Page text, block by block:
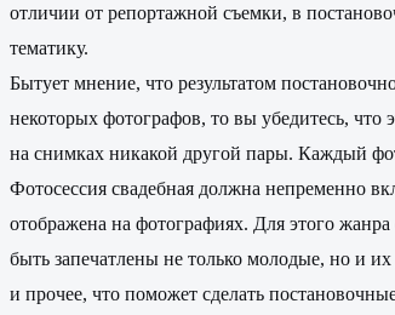
отличии от репортажной съемки, в
тематику.
Бытует мнение, что результатом
некоторых фотографов, то вы убедитесь, что
на снимках никакой другой пары. Каждый
Фотосессия свадебная должна непременно
отображена на фотографиях. Для этого
быть запечатлены не только молодые, но и
и прочее, что поможет сделать